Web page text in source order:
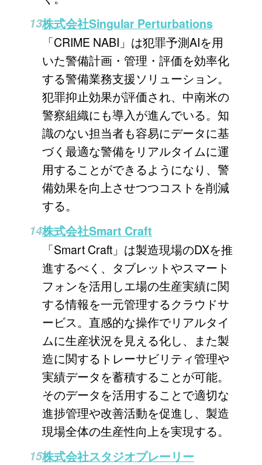
株式会社Singular Perturbations
「CRIME NABI」は犯罪予測AIを用
いた警備計画・管理・評価を効率化
する警備業務支援ソリューション。
犯罪抑止効果が評価され、中南米の
警察組織にも導入が進んでいる。知
識のない担当者も容易にデータに基
づく最適な警備をリアルタイムに運
用することができるようになり、警
備効果を向上させつつコストを削減
する。
株式会社Smart Craft
「Smart Craft」は製造現場のDXを推
進するべく、タブレットやスマート
フォンを活用しエ場の生産実績に関
する情報を一元管理するクラウドサ
ービス。直感的な操作でリアルタイ
ムに生産状況を見える化し、また製
造に関するトレーサビリティ管理や
実績データを蓄積することが可能。
そのデータを活用することで適切な
進捗管理や改善活動を促進し、製造
現場全体の生産性向上を実現する。
株式会社スタジオプレーリー